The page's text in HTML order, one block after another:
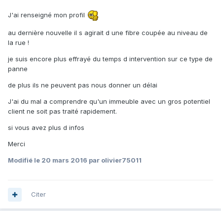
J'ai renseigné mon profil
au dernière nouvelle il s agirait d une fibre coupée au niveau de
la rue !
je suis encore plus effrayé du temps d intervention sur ce type de
panne
de plus ils ne peuvent pas nous donner un délai
J'ai du mal a comprendre qu'un immeuble avec un gros potentiel
client ne soit pas traité rapidement.
si vous avez plus d infos
Merci
Modifié le 20 mars 2016 par olivier75011
Citer